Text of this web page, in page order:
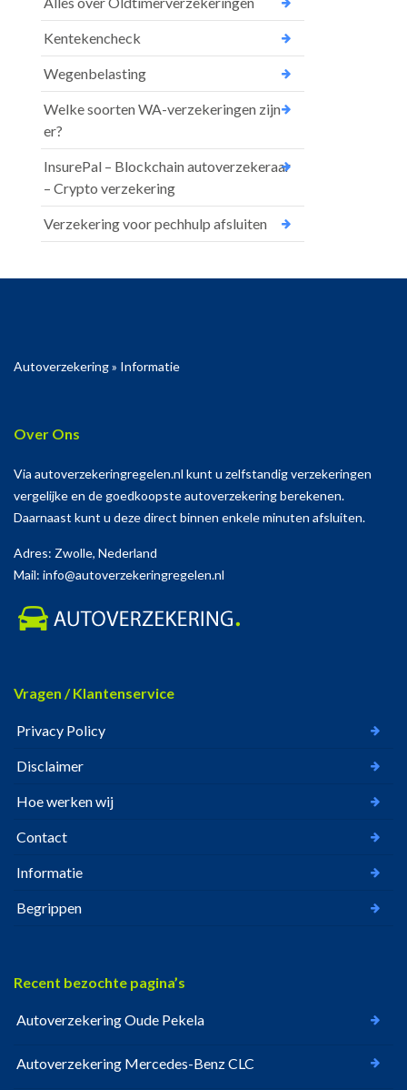
Kentekencheck
Wegenbelasting
Welke soorten WA-verzekeringen zijn
er?
InsurePal – Blockchain autoverzekeraar
– Crypto verzekering
Verzekering voor pechhulp afsluiten
Autoverzekering» Informatie
Over Ons
Via autoverzekeringregelen.nl kunt u zelfstandig verzekeringen
vergelijke en de goedkoopste autoverzekering berekenen.
Daarnaast kunt u deze direct binnen enkele minuten afsluiten.
Adres: Zwolle, Nederland
Mail: info@autoverzekeringregelen.nl
Vragen / Klantenservice
Privacy Policy
Disclaimer
Hoe werken wij
Contact
Informatie
Begrippen
Recent bezochte pagina’s
Autoverzekering Oude Pekela
Autoverzekering Mercedes-Benz CLC